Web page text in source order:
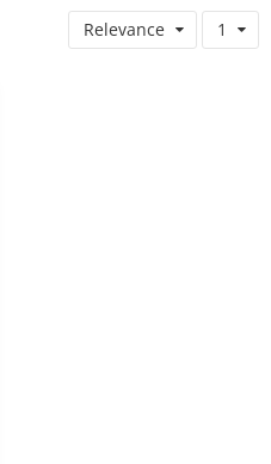
Relevance 1